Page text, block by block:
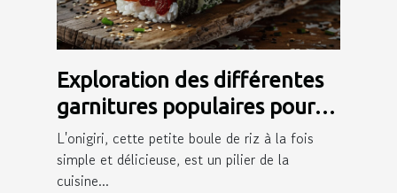
Exploration des différentes
garnitures populaires pour
onigiri
L'onigiri, cette petite boule de riz à la fois
simple et délicieuse, est un pilier de la
cuisine...